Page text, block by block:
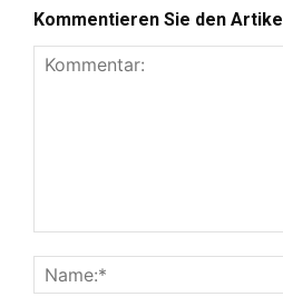
Kommentieren Sie den Artikel